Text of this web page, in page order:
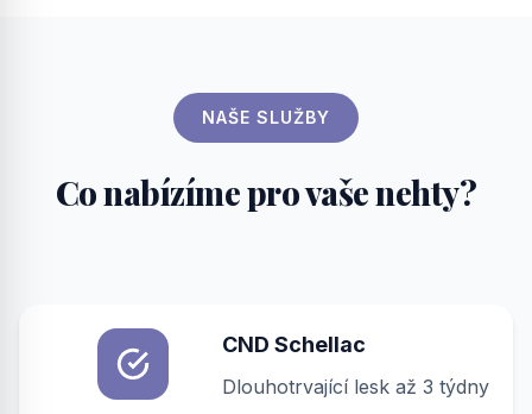
NAŠE SLUŽBY
Co nabízíme pro vaše nehty?
CND Schellac
Dlouhotrvající lesk až 3 týdny